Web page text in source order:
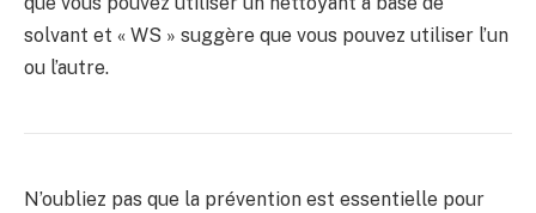
solvant et « WS » suggère que vous pouvez utiliser l’un
ou l’autre.
N’oubliez pas que la prévention est essentielle pour